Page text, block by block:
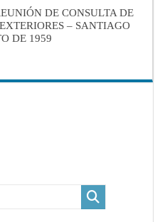
DE CONSULTA DE
– SANTIAGO
DE 1959